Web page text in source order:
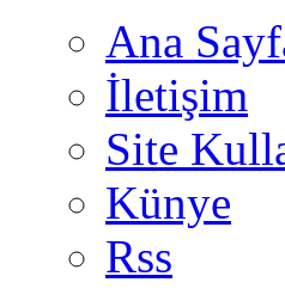
Ana
İletişim
Site
Künye
Rss